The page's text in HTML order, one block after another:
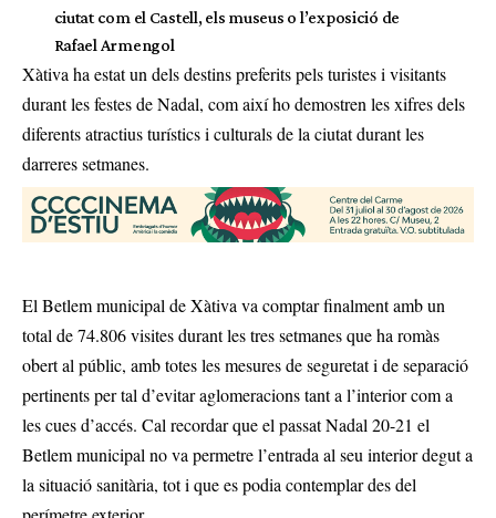
ciutat com el Castell, els museus o l’exposició de
Rafael Armengol
Xàtiva ha estat un dels destins preferits pels turistes i visitants
durant les festes de Nadal, com així ho demostren les xifres dels
diferents atractius turístics i culturals de la ciutat durant les
darreres setmanes.
El Betlem municipal de Xàtiva va comptar finalment amb un
total de 74.806 visites durant les tres setmanes que ha romàs
obert al públic, amb totes les mesures de seguretat i de separació
pertinents per tal d’evitar aglomeracions tant a l’interior com a
les cues d’accés. Cal recordar que el passat Nadal 20-21 el
Betlem municipal no va permetre l’entrada al seu interior degut a
la situació sanitària, tot i que es podia contemplar des del